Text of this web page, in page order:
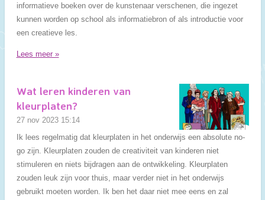
informatieve boeken over de kunstenaar verschenen, die ingezet
kunnen worden op school als informatiebron of als introductie voor
een creatieve les.
Lees meer »
Wat leren kinderen van
kleurplaten?
27 nov 2023 15:14
Ik lees regelmatig dat kleurplaten in het onderwijs een absolute no-
go zijn. Kleurplaten zouden de creativiteit van kinderen niet
stimuleren en niets bijdragen aan de ontwikkeling. Kleurplaten
zouden leuk zijn voor thuis, maar verder niet in het onderwijs
gebruikt moeten worden. Ik ben het daar niet mee eens en zal